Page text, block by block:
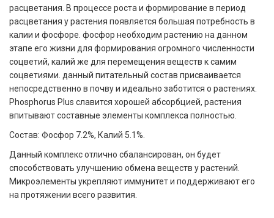
расцветания. В процессе роста и формирование в период
расцветания у растения появляется большая потребность в
калии и фосфоре. фосфор необходим растению на данном
этапе его жизни для формирования огромного численности
соцветий, калий же для перемещения веществ к самим
соцветиями. данный питательный состав присваивается
непосредственно в почву и идеально заботится о растениях.
Phosphorus Plus славится хорошей абсорбцией, растения
впитывают составные элементы комплекса полностью.
Состав: Фосфор 7.2%, Калий 5.1%.
Данный комплекс отлично сбалансирован, он будет
способствовать улучшению обмена веществ у растений.
Микроэлементы укрепляют иммунитет и поддерживают его
на протяжении всего развития.